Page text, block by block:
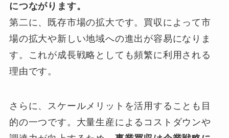
につながります。
第二に、既存市場の拡大です。買収によって市
場の拡大や新しい地域への進出が容易になりま
す。これが成長戦略としても頻繁に利用される
理由です。
さらに、スケールメリットを活用することも目
的の一つです。大量生産によるコストダウンや